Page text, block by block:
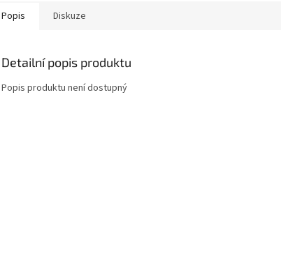
Popis Diskuze
Detailní popis produktu
Popis produktu není dostupný